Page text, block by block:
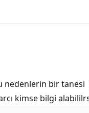
nedenlerin bir
kimse bilgi